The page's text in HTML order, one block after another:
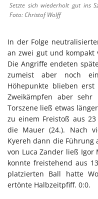
Setzte sich wiederholt gut ins
Foto: Christof Wolff
In der Folge
an zwei gut und kompakt
Die Angriffe endeten
zumeist aber noch
Höhepunkte blieben
Zweikämpfen aber sehr
Torszene ließ etwas
zu einem Freistoß aus
die Mauer (24.). Nach
Kyereh dann die Führung
von Luca Zander ließ Igor
konnte freistehend aus
platzierten Ball hatte
ertönte Halbzeitpfiff. 0:0.